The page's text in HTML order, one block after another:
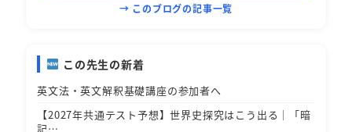
→ このブログの記事一覧
この先生の新着
英文法・英文解釈基礎講座の参加者へ
【2027年共通テスト予想】世界史探究はこう出る｜「暗
記…